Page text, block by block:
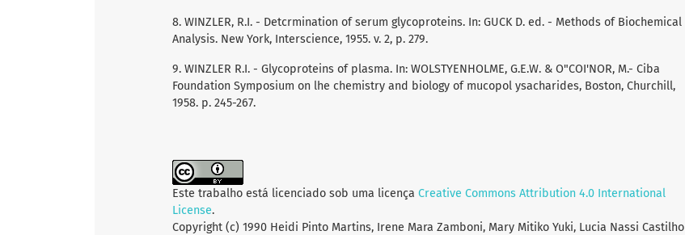
8. WINZLER, R.I. - Detcrmination of serum glycoproteins. In: GUCK D. ed. - Methods of Biochemical
Analysis. New York, Interscience, 1955. v. 2, p. 279.
9. WINZLER R.I. - Glycoproteins of plasma. In: WOLSTYENHOLME, G.E.W. & O"COI'NOR, M.- Ciba
Foundation Symposium on lhe chemistry and biology of mucopol ysacharides, Boston, Churchill,
1958. p. 245-267.
Este trabalho está licenciado sob uma licença Creative Commons Attribution 4.0 International
License.
Copyright (c) 1990 Heidi Pinto Martins, Irene Mara Zamboni, Mary Mitiko Yuki, Lucia Nassi Castilho